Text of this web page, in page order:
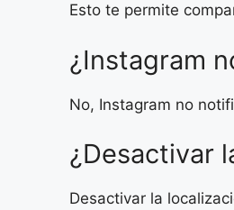
Esto te permite
¿Instagram
No, Instagram no
¿Desactivar
Desactivar la